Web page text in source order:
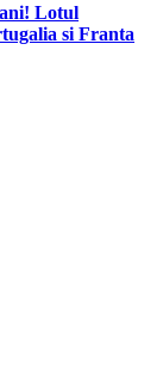
Lotul
si Franta